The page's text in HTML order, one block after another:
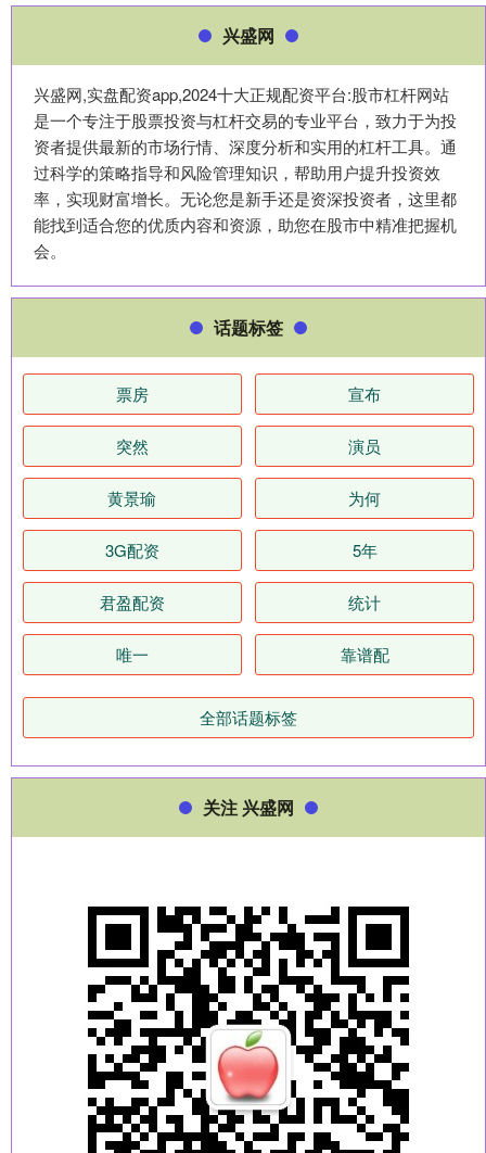
兴盛网
兴盛网,实盘配资app,2024十大正规配资平台:股市杠杆网站
是一个专注于股票投资与杠杆交易的专业平台，致力于为投
资者提供最新的市场行情、深度分析和实用的杠杆工具。通
过科学的策略指导和风险管理知识，帮助用户提升投资效
率，实现财富增长。无论您是新手还是资深投资者，这里都
能找到适合您的优质内容和资源，助您在股市中精准把握机
会。
话题标签
票房 宣布
突然 演员
黄景瑜 为何
3G配资 5年
君盈配资 统计
唯一 靠谱配
全部话题标签
关注 兴盛网